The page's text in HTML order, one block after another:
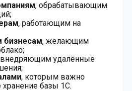
, обрабатывающим
, работающим на
бизнесам, желающим
удалённые
, которым важно
хранение базы 1С.